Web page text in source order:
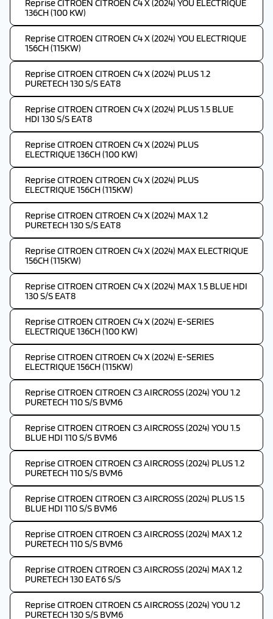
Reprise CITROEN CITROEN C4 X (2024) YOU ELECTRIQUE
136CH (100 KW)
Reprise CITROEN CITROEN C4 X (2024) YOU ELECTRIQUE
156CH (115KW)
Reprise CITROEN CITROEN C4 X (2024) PLUS 1.2
PURETECH 130 S/S EAT8
Reprise CITROEN CITROEN C4 X (2024) PLUS 1.5 BLUE
HDI 130 S/S EAT8
Reprise CITROEN CITROEN C4 X (2024) PLUS
ELECTRIQUE 136CH (100 KW)
Reprise CITROEN CITROEN C4 X (2024) PLUS
ELECTRIQUE 156CH (115KW)
Reprise CITROEN CITROEN C4 X (2024) MAX 1.2
PURETECH 130 S/S EAT8
Reprise CITROEN CITROEN C4 X (2024) MAX ELECTRIQUE
156CH (115KW)
Reprise CITROEN CITROEN C4 X (2024) MAX 1.5 BLUE HDI
130 S/S EAT8
Reprise CITROEN CITROEN C4 X (2024) E-SERIES
ELECTRIQUE 136CH (100 KW)
Reprise CITROEN CITROEN C4 X (2024) E-SERIES
ELECTRIQUE 156CH (115KW)
Reprise CITROEN CITROEN C3 AIRCROSS (2024) YOU 1.2
PURETECH 110 S/S BVM6
Reprise CITROEN CITROEN C3 AIRCROSS (2024) YOU 1.5
BLUE HDI 110 S/S BVM6
Reprise CITROEN CITROEN C3 AIRCROSS (2024) PLUS 1.2
PURETECH 110 S/S BVM6
Reprise CITROEN CITROEN C3 AIRCROSS (2024) PLUS 1.5
BLUE HDI 110 S/S BVM6
Reprise CITROEN CITROEN C3 AIRCROSS (2024) MAX 1.2
PURETECH 110 S/S BVM6
Reprise CITROEN CITROEN C3 AIRCROSS (2024) MAX 1.2
PURETECH 130 EAT6 S/S
Reprise CITROEN CITROEN C5 AIRCROSS (2024) YOU 1.2
PURETECH 130 S/S BVM6